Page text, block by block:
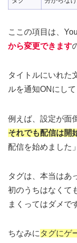
ここの項目は、
から変更できます
タイトルにいれた
ルを通知ONにし
例えば、設定が面
それでも配信は開
配信を始めました
タグは、本当はあ
初のうちはなくて
まくってはダメで
ちなみに タグにゲ